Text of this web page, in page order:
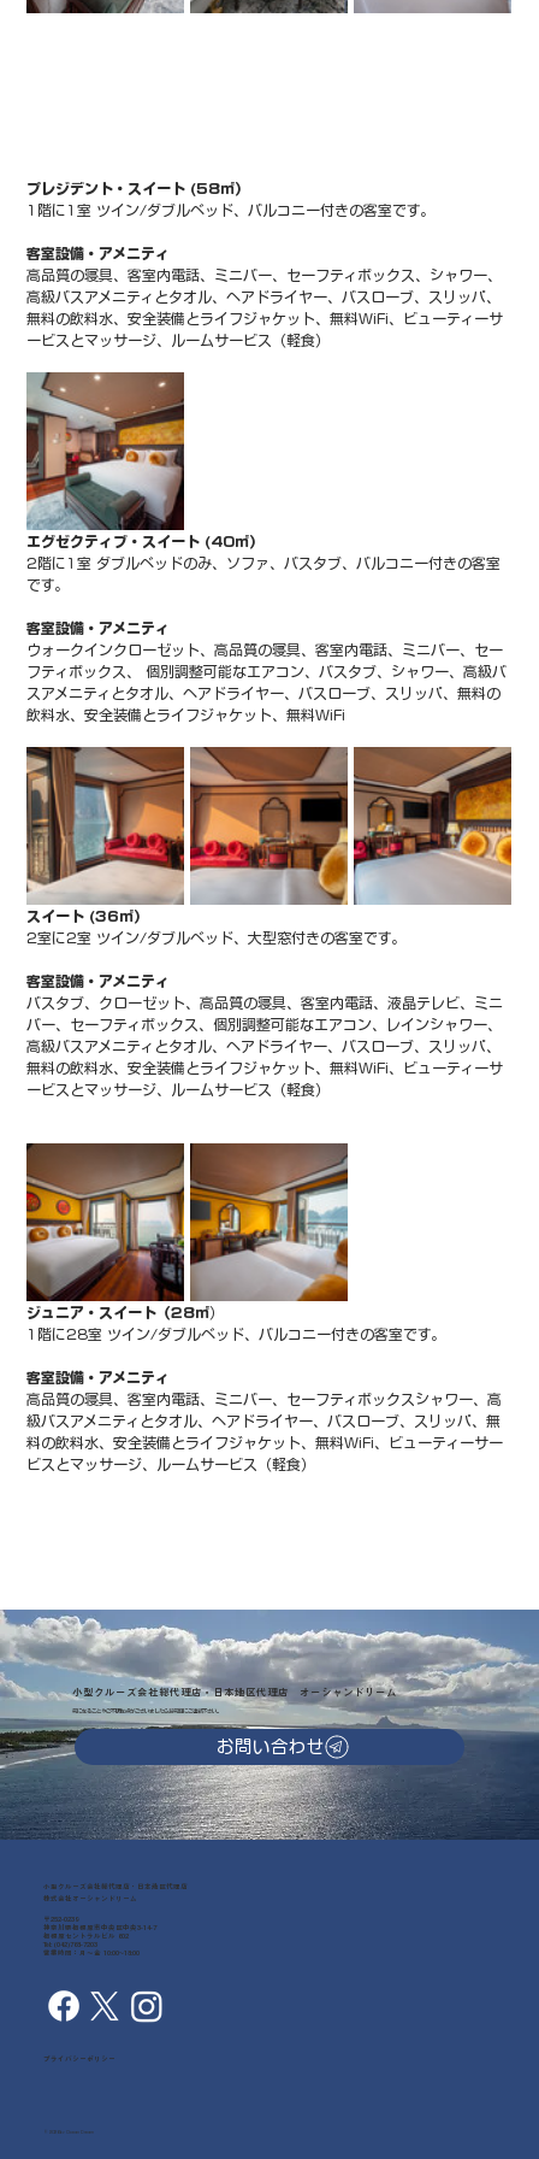
プレジデント・スイート (58㎡）
1階に1室 ツイン/ダブルベッド、バルコニー付きの客室です。
客室設備・アメニティ
高品質の寝具、客室内電話、ミニバー、セーフティボックス、シャワー、
高級バスアメニティとタオル、ヘアドライヤー、バスローブ、スリッパ、
無料の飲料水、安全装備とライフジャケット、無料WiFi、ビューティーサ
ービスとマッサージ、ルームサービス（軽食）
エグゼクティブ・スイート (40㎡）
2階に1室 ダブルベッドのみ、ソファ、バスタブ、バルコニー付きの客室
です。
客室設備・アメニティ
ウォークインクローゼット、高品質の寝具、客室内電話、ミニバー、セー
フティボックス、 個別調整可能なエアコン、バスタブ、シャワー、高級バ
スアメニティとタオル、ヘアドライヤー、バスローブ、スリッパ、無料の
飲料水、安全装備とライフジャケット、無料WiFi
スイート (36㎡）
2室に2室 ツイン/ダブルベッド、大型窓付きの客室です。
客室設備・アメニティ
バスタブ、クローゼット、高品質の寝具、客室内電話、液晶テレビ、ミニ
バー、セーフティボックス、個別調整可能なエアコン、レインシャワー、
高級バスアメニティとタオル、ヘアドライヤー、バスローブ、スリッパ、
無料の飲料水、安全装備とライフジャケット、無料WiFi、ビューティーサ
ービスとマッサージ、ルームサービス（軽食）
ジュニア・スイート（28㎡）
1階に28室 ツイン/ダブルベッド、バルコニー付きの客室です。
客室設備・アメニティ
高品質の寝具、客室内電話、ミニバー、セーフティボックスシャワー、高
級バスアメニティとタオル、ヘアドライヤー、バスローブ、スリッパ、無
料の飲料水、安全装備とライフジャケット、無料WiFi、ビューティーサー
ビスとマッサージ、ルームサービス（軽食）
小型クルーズ会社総代理店・日本地区代理店 オーシャンドリーム
気になることやご不明な点がございましたらお気軽にご連絡下さい。
お問い合わせ
小型クルーズ会社総代理店・日本地区代理店
株式会社オーシャンドリーム
〒252-0239
神奈川県相模原市中央区中央3-14-7
相模原セントラルビル 602
Tel: (042)768-7203
営業時間：月～金 10:00~18:00
プライバシーポリシー
© 2026 by Ocean Dream